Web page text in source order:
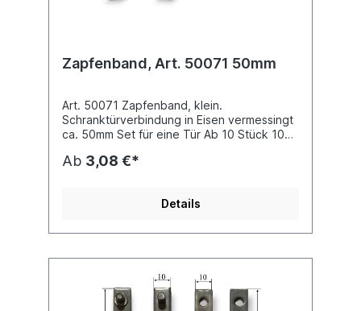
Zapfenband, Art. 50071 50mm
Art. 50071 Zapfenband, klein.
Schranktürverbindung in Eisen vermessingt
ca. 50mm Set für eine Tür Ab 10 Stück 10%
Ab 3,08 €*
Details